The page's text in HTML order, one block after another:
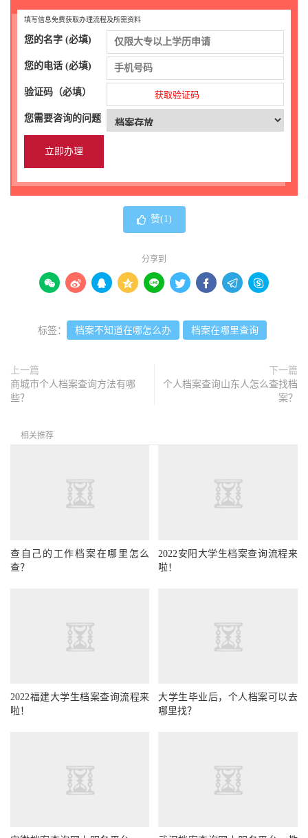
填写信息免费获取办理流程及所需资料
您的名字 (必填)
您的电话 (必填)
验证码（必填） 获取验证码
您需要咨询的问题
赞(1)
分享到
        
标签： 档案不知道在哪怎么办 档案在哪里查询
上一篇
商城市个人档案查询方法有哪
些？
下一篇
个人档案查询山东人怎么查找档
案？
相关推荐
查自己的工作档案在哪里怎么
查？
2022安阳大学生档案查询流程来
啦！
2022福建大学生档案查询流程来
啦！
大学生毕业后，个人档案可以去
哪里找？